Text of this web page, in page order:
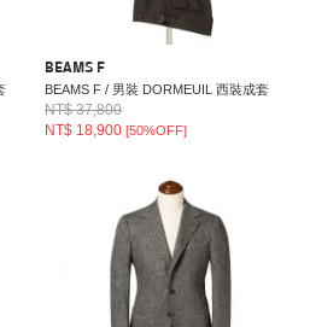
BEAMS F
BEAMS F / 男裝 DORMEUIL 西裝成套
NT$ 37,800
NT$ 18,900[50%OFF]